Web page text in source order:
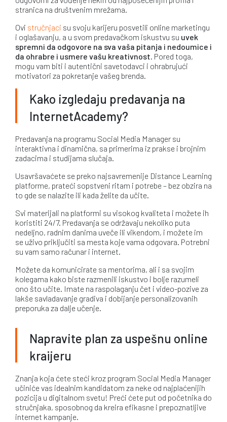
stranica na društvenim mrežama.
Ovi stručnjaci su svoju karijeru posvetili online marketingu
i oglašavanju, a u svom predavačkom iskustvu su uvek
spremni da odgovore na sva vaša pitanja i nedoumice i
da ohrabre i usmere vašu kreativnost. Pored toga,
mogu vam biti i autentični savetodavci i ohrabrujući
motivatori za pokretanje vašeg brenda.
Kako izgledaju predavanja na
InternetAcademy?
Predavanja na programu Social Media Manager su
interaktivna i dinamična, sa primerima iz prakse i brojnim
zadacima i studijama slučaja.
Usavršavaćete se preko najsavremenije Distance Learning
platforme, prateći sopstveni ritam i potrebe – bez obzira na
to gde se nalazite ili kada želite da učite.
Svi materijali na platformi su visokog kvaliteta i možete ih
koristiti 24/7. Predavanja se održavaju nekoliko puta
nedeljno, radnim danima uveče ili vikendom, i možete im
se uživo priključiti sa mesta koje vama odgovara. Potrebni
su vam samo računar i internet.
Možete da komunicirate sa mentorima, ali i sa svojim
kolegama kako biste razmenili iskustvo i bolje razumeli
ono što učite. Imate na raspolaganju čet i video-pozive za
lakše savladavanje gradiva i dobijanje personalizovanih
preporuka za dalje učenje.
Napravite plan za uspešnu online
kraijeru
Znanja koja ćete steći kroz program Social Media Manager
učiniće vas idealnim kandidatom za neke od najplaćenijih
pozicija u digitalnom svetu! Preći ćete put od početnika do
stručnjaka, sposobnog da kreira efikasne i prepoznatljive
internet kampanje.